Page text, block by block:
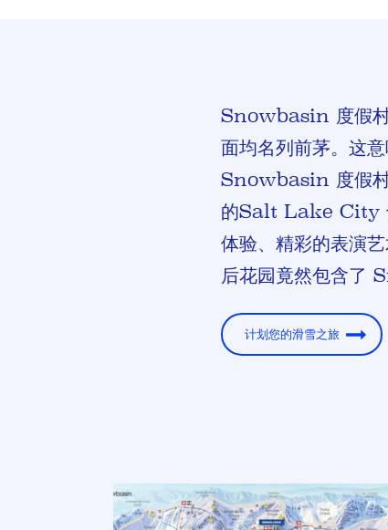
Snowbasin 度假村
面均名列前茅。这
Snowbasin 度假村
的Salt Lake City
体验、精彩的表演
后花园竟然包含了
计划您的滑雪之旅